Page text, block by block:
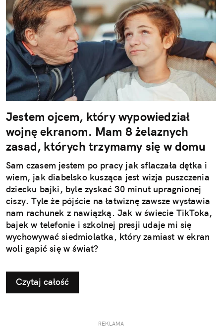
Jestem ojcem, który wypowiedział
wojnę ekranom. Mam 8 żelaznych
zasad, których trzymamy się w domu
Sam czasem jestem po pracy jak sflaczała dętka i
wiem, jak diabelsko kusząca jest wizja puszczenia
dziecku bajki, byle zyskać 30 minut upragnionej
ciszy. Tyle że pójście na łatwiznę zawsze wystawia
nam rachunek z nawiązką. Jak w świecie TikToka,
bajek w telefonie i szkolnej presji udaje mi się
wychowywać siedmiolatka, który zamiast w ekran
woli gapić się w świat?
Czytaj całość
REKLAMA